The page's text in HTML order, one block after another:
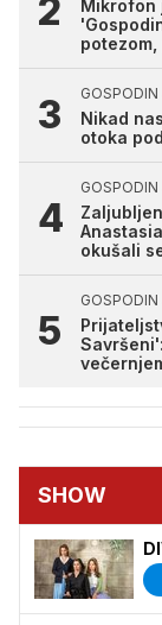
Mikrofon
GOSPODIN
Nikad
otoka
GOSPODIN
okušali
GOSPODIN
SHOW